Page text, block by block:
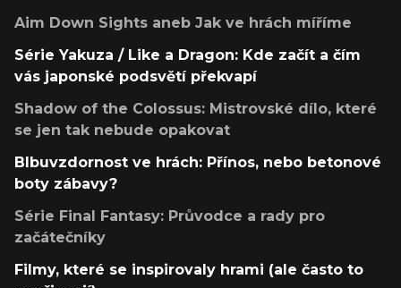
Aim Down Sights aneb Jak ve hrách míříme
Série Yakuza / Like a Dragon: Kde začít a čím
vás japonské podsvětí překvapí
Shadow of the Colossus: Mistrovské dílo, které
se jen tak nebude opakovat
Blbuvzdornost ve hrách: Přínos, nebo betonové
boty zábavy?
Série Final Fantasy: Průvodce a rady pro
začátečníky
Filmy, které se inspirovaly hrami (ale často to